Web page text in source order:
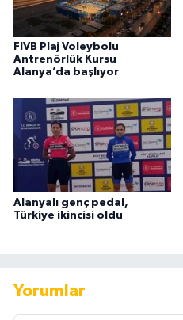
FIVB Plaj Voleybolu
Antrenörlük Kursu
Alanya’da başlıyor
Alanyalı genç pedal,
Türkiye ikincisi oldu
Yorumlar